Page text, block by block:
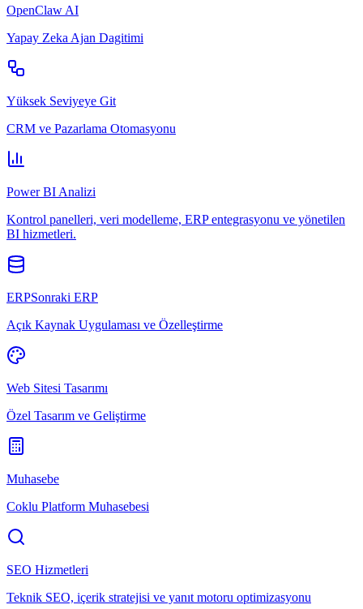
OpenClaw AI
Yapay Zeka Ajan Dagitimi
Yüksek Seviyeye Git
CRM ve Pazarlama Otomasyonu
Power BI Analizi
Kontrol panelleri, veri modelleme, ERP entegrasyonu ve yönetilen
BI hizmetleri.
ERPSonraki ERP
Açık Kaynak Uygulaması ve Özelleştirme
Web Sitesi Tasarımı
Özel Tasarım ve Geliştirme
Muhasebe
Coklu Platform Muhasebesi
SEO Hizmetleri
Teknik SEO, içerik stratejisi ve yanıt motoru optimizasyonu